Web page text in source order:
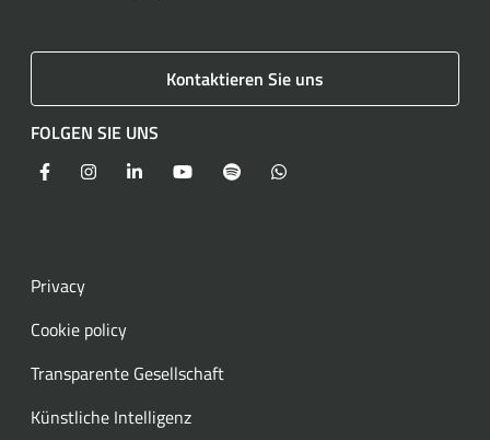
Kontaktieren Sie uns
FOLGEN SIE UNS
FacebookInstagramLinkedInYouTubeSpotifyWhatsApp
Privacy
Cookie policy
Transparente Gesellschaft
Künstliche Intelligenz